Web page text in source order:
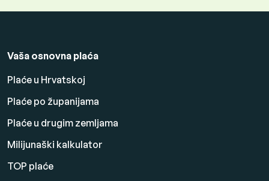
Vaša osnovna plaća
Plaće u Hrvatskoj
Plaće po županijama
Plaće u drugim zemljama
Milijunaški kalkulator
TOP plaće